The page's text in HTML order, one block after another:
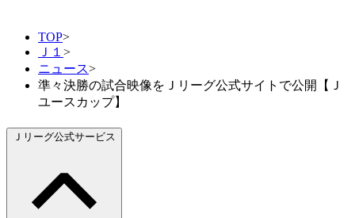
TOP>
Ｊ１ >
ニュース>
準々決勝の試合映像をＪリーグ公式サイトで公開【Ｊ
ユースカップ】
Ｊリーグ公式サービス